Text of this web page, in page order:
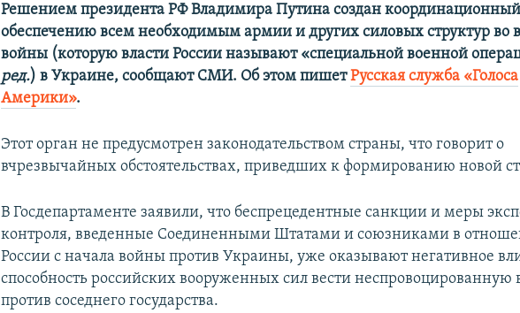
Решением президента РФ Владимира Путина создан координационный
обеспечению всем необходимым армии и других силовых структур во
войны (которую власти России называют «специальной военной
ред.) в Украине, сообщают СМИ. Об этом пишетРусская служба «Голоса
Америки».
Этот орган не предусмотрен законодательством страны, что говорит о
вчрезвычайных обстоятельствах, приведших к формированию новой
В Госдепартаменте заявили, что беспрецедентные санкции и меры
контроля, введенные Соединенными Штатами и союзниками в
России с начала войны против Украины, уже оказывают негативное
способность российских вооруженных сил вести неспровоцированную
против соседнего государства.